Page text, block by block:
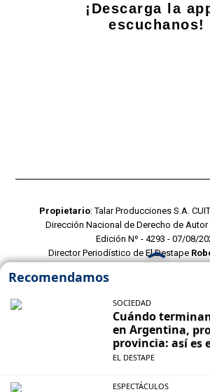
¡Descarga la
escuchanos!
Propietario: Talar Producciones S.A.
Dirección Nacional de Derecho de Autor
Edición Nº - 4293 - 07/08/
Director Periodístico de El Destape
POLITICAS DE PRIVACIDAD
CONTACTO COMERCIAL
CONTACTO EDITORIAL